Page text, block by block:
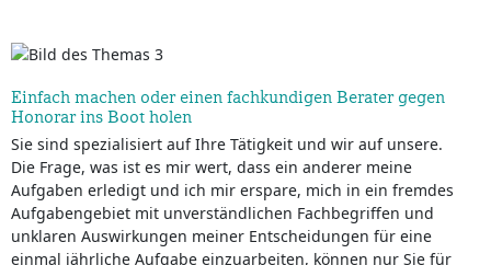
Einfach machen oder einen fachkundigen Berater gegen
Honorar ins Boot holen
Sie sind spezialisiert auf Ihre Tätigkeit und wir auf unsere.
Die Frage, was ist es mir wert, dass ein anderer meine
Aufgaben erledigt und ich mir erspare, mich in ein fremdes
Aufgabengebiet mit unverständlichen Fachbegriffen und
unklaren Auswirkungen meiner Entscheidungen für eine
einmal jährliche Aufgabe einzuarbeiten, können nur Sie für